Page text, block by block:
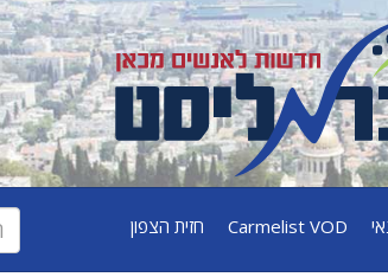
Carmelist VOD חזית הצפון